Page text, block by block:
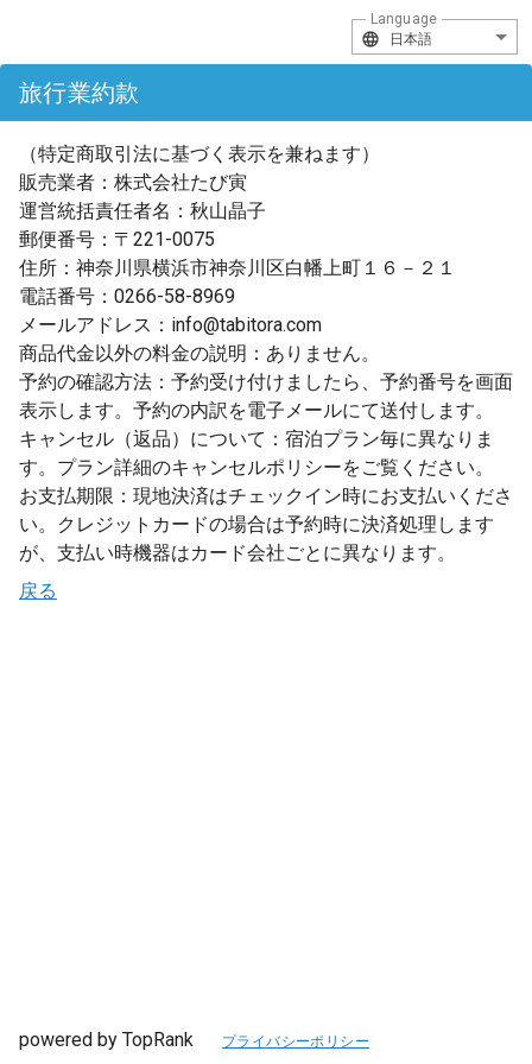
日本語
Language
旅行業約款
（特定商取引法に基づく表示を兼ねます）
販売業者：株式会社たび寅
運営統括責任者名：秋山晶子
郵便番号：〒221-0075
住所：神奈川県横浜市神奈川区白幡上町１６－２１
電話番号：0266-58-8969
メールアドレス：info@tabitora.com
商品代金以外の料金の説明：ありません。
予約の確認方法：予約受け付けましたら、予約番号を画面
表示します。予約の内訳を電子メールにて送付します。
キャンセル（返品）について：宿泊プラン毎に異なりま
す。プラン詳細のキャンセルポリシーをご覧ください。
お支払期限：現地決済はチェックイン時にお支払いくださ
い。クレジットカードの場合は予約時に決済処理します
が、支払い時機器はカード会社ごとに異なります。
戻る
powered by TopRank プライバシーポリシー